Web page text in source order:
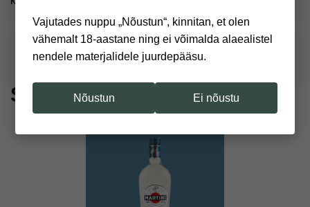
EAN: 7630040408820
Sageli koos ostetud
Vajutades nuppu „Nõustun“, kinnitan, et olen
vähemalt 18-aastane ning ei võimalda alaealistel
nendele materjalidele juurdepääsu.
Nõustun Ei nõustu